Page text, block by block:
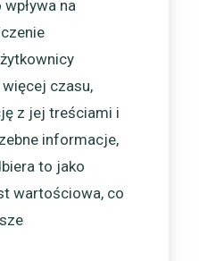
na
czasu,
z jej treściami i
informacje,
to jako
wartościowa, co